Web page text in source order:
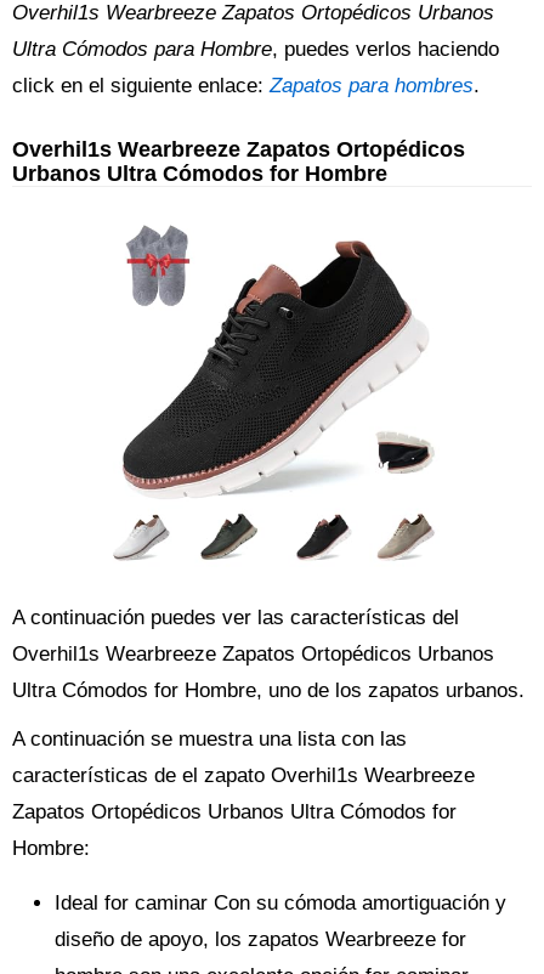
Overhil1s Wearbreeze Zapatos Ortopédicos Urbanos
Ultra Cómodos para Hombre, puedes verlos haciendo
click en el siguiente enlace:Zapatos para hombres.
Overhil1s Wearbreeze Zapatos Ortopédicos
Urbanos Ultra Cómodos for Hombre
A continuación puedes ver las características del
Overhil1s Wearbreeze Zapatos Ortopédicos Urbanos
Ultra Cómodos for Hombre, uno de los zapatos urbanos.
A continuación se muestra una lista con las
características de el zapato Overhil1s Wearbreeze
Zapatos Ortopédicos Urbanos Ultra Cómodos for
Hombre:
Ideal for caminar Con su cómoda amortiguación y
diseño de apoyo, los zapatos Wearbreeze for